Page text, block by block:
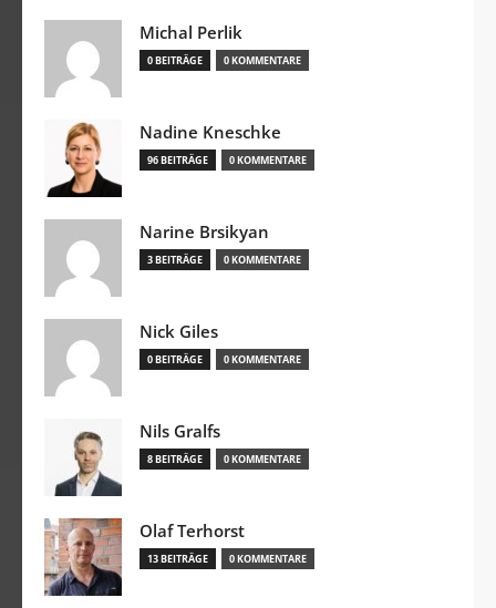
Michal Perlik
0 BEITRÄGE 0 KOMMENTARE
Nadine Kneschke
96 BEITRÄGE 0 KOMMENTARE
Narine Brsikyan
3 BEITRÄGE 0 KOMMENTARE
Nick Giles
0 BEITRÄGE 0 KOMMENTARE
Nils Gralfs
8 BEITRÄGE 0 KOMMENTARE
Olaf Terhorst
13 BEITRÄGE 0 KOMMENTARE